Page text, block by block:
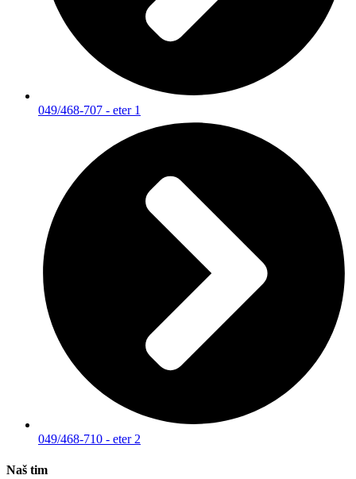
049/468-707 - eter 1
049/468-710 - eter 2
Naš tim